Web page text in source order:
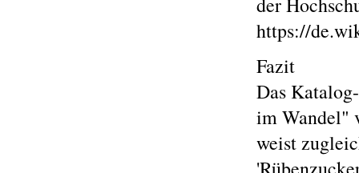
https://
Fazit
Das
im Wandel"
weist